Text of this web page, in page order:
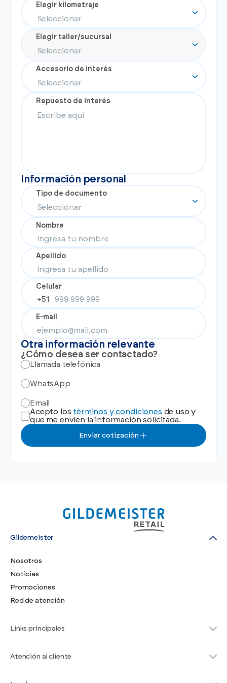
Promociones
Flotas
Vende tu auto
Financiamiento
Noticias
Centro de ayuda
Ir a todos los Autos Nuevos
Elegir kilometraje
Elegir taller/sucursal
Accesorio de interés
Repuesto de interés
Información personal
Tipo de documento
Nombre
Apellido
Celular
+51
E-mail
Otra información relevante
¿Cómo desea ser contactado?
Llamada telefónica
WhatsApp
Email
Acepto los términos y condiciones de uso y
que me envíen la información solicitada.
Enviar cotización
Gildemeister
Nosotros
Noticias
Promociones
Red de atención
Links principales
Atención al cliente